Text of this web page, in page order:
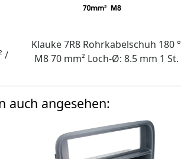
/
Klauke 7R8 Rohrkabelschuh 180 °
M8 70 mm² Loch-Ø: 8.5 mm 1 St.
auch angesehen: